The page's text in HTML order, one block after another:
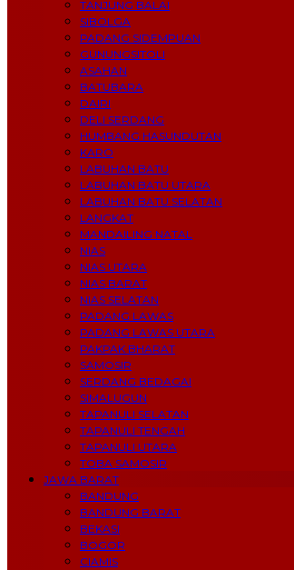
TANJUNG BALAI
SIBOLGA
PADANG SIDEMPUAN
GUNUNGSITOLI
ASAHAN
BATUBARA
DAIRI
DELI SERDANG
HUMBANG HASUNDUTAN
KARO
LABUHAN BATU
LABUHAN BATU UTARA
LABUHAN BATU SELATAN
LANGKAT
MANDAILING NATAL
NIAS
NIAS UTARA
NIAS BARAT
NIAS SELATAN
PADANG LAWAS
PADANG LAWAS UTARA
PAKPAK BHARAT
SAMOSIR
SERDANG BEDAGAI
SIMALUGUN
TAPANULI SELATAN
TAPANULI TENGAH
TAPANULI UTARA
TOBA SAMOSIR
JAWA BARAT
BANDUNG
BANDUNG BARAT
BEKASI
BOGOR
CIAMIS